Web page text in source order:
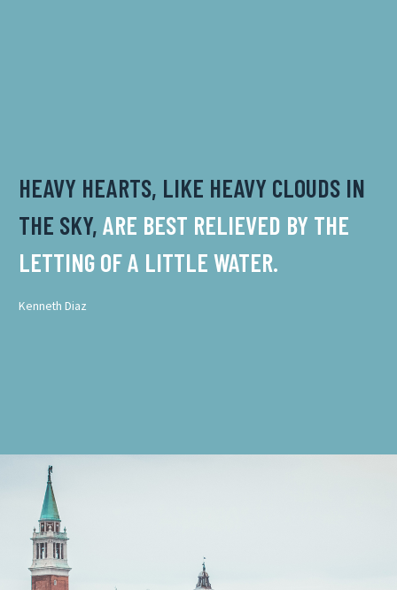
HEAVY HEARTS, LIKE HEAVY CLOUDS IN
THE SKY, ARE BEST RELIEVED BY THE
LETTING OF A LITTLE WATER.
Kenneth Diaz